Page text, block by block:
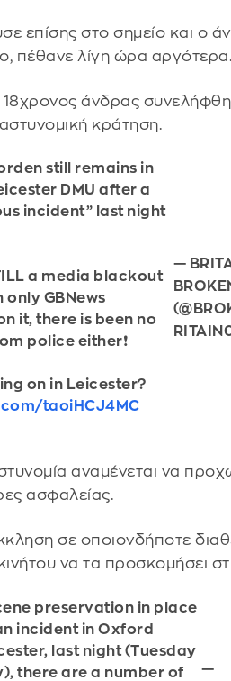
επίσης στο σημείο και ο
πέθανε λίγη ώρα αργότερα.
άνδρας
κράτηση.
still remains in
DMU after a
incident” last night
a media blackout
only GBNews
it, there is been no
police either❗️
on in Leicester?
taoiHCJ4MC
—
αναμένεται να
ασφαλείας.
σε οποιονδήποτε
να τα προσκομήσει
preservation in place
incident in Oxford
last night (Tuesday
there are a number of
—